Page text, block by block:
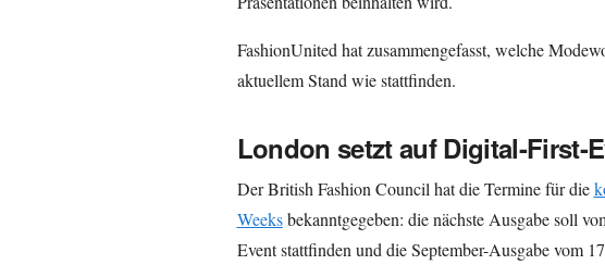
FashionUnited hat zusammengefasst, welche
aktuellem Stand wie stattfinden.
London setzt auf Digital-First-
Der British Fashion Council hat die Termine für die
Weeksbekanntgegeben: die nächste Ausgabe soll
Event stattfinden und die September-Ausgabe vom